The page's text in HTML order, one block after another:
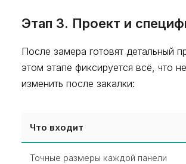
Этап 3. Проект и
После замера готовят детальный
этом этапе фиксируется всё, что
изменить после закалки:
Что входит
Точные размеры каждой панели